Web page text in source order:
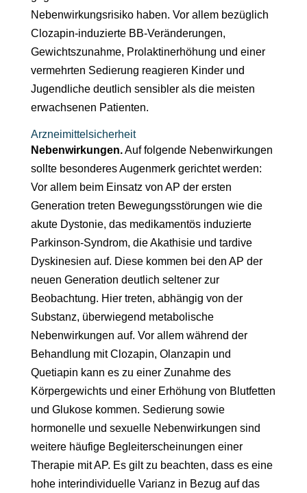
Nebenwirkungsrisiko haben. Vor allem bezüglich
Clozapin-induzierte BB-Veränderungen,
Gewichtszunahme, Prolaktinerhöhung und einer
vermehrten Sedierung reagieren Kinder und
Jugendliche deutlich sensibler als die meisten
erwachsenen Patienten.
Arzneimittelsicherheit
Nebenwirkungen.Auf folgende Nebenwirkungen
sollte besonderes Augenmerk gerichtet werden:
Vor allem beim Einsatz von AP der ersten
Generation treten Bewegungsstörungen wie die
akute Dystonie, das medikamentös induzierte
Parkinson-Syndrom, die Akathisie und tardive
Dyskinesien auf. Diese kommen bei den AP der
neuen Generation deutlich seltener zur
Beobachtung. Hier treten, abhängig von der
Substanz, überwiegend metabolische
Nebenwirkungen auf. Vor allem während der
Behandlung mit Clozapin, Olanzapin und
Quetiapin kann es zu einer Zunahme des
Körpergewichts und einer Erhöhung von Blutfetten
und Glukose kommen. Sedierung sowie
hormonelle und sexuelle Nebenwirkungen sind
weitere häufige Begleiterscheinungen einer
Therapie mit AP. Es gilt zu beachten, dass es eine
hohe interindividuelle Varianz in Bezug auf das